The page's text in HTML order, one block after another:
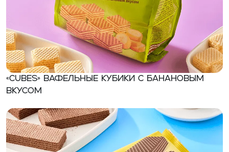
«CUBES» вафельные кубики с банановым
вкусом